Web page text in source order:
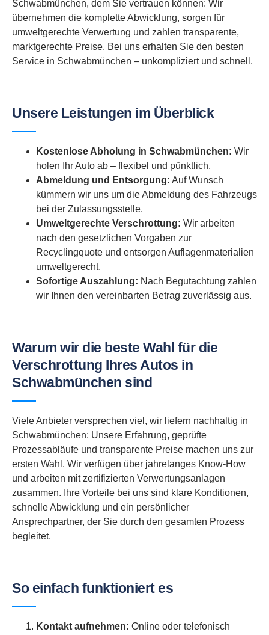
Schwabmünchen, dem Sie vertrauen können: Wir
übernehmen die komplette Abwicklung, sorgen für
umweltgerechte Verwertung und zahlen transparente,
marktgerechte Preise. Bei uns erhalten Sie den besten
Service in Schwabmünchen – unkompliziert und schnell.
Unsere Leistungen im Überblick
Kostenlose Abholung in Schwabmünchen: Wir
holen Ihr Auto ab – flexibel und pünktlich.
Abmeldung und Entsorgung: Auf Wunsch
kümmern wir uns um die Abmeldung des Fahrzeugs
bei der Zulassungsstelle.
Umweltgerechte Verschrottung: Wir arbeiten
nach den gesetzlichen Vorgaben zur
Recyclingquote und entsorgen Auflagenmaterialien
umweltgerecht.
Sofortige Auszahlung: Nach Begutachtung zahlen
wir Ihnen den vereinbarten Betrag zuverlässig aus.
Warum wir die beste Wahl für die
Verschrottung Ihres Autos in
Schwabmünchen sind
Viele Anbieter versprechen viel, wir liefern nachhaltig in
Schwabmünchen: Unsere Erfahrung, geprüfte
Prozessabläufe und transparente Preise machen uns zur
ersten Wahl. Wir verfügen über jahrelanges Know-How
und arbeiten mit zertifizierten Verwertungsanlagen
zusammen. Ihre Vorteile bei uns sind klare Konditionen,
schnelle Abwicklung und ein persönlicher
Ansprechpartner, der Sie durch den gesamten Prozess
begleitet.
So einfach funktioniert es
Kontakt aufnehmen: Online oder telefonisch